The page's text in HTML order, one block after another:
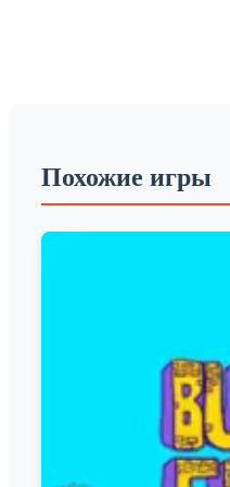
Похожие игры